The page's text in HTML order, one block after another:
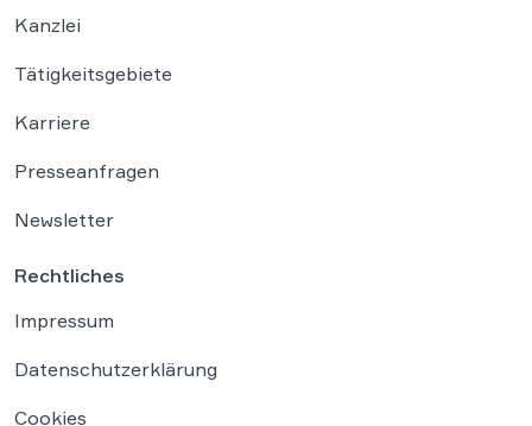
Kanzlei
Tätigkeitsgebiete
Karriere
Presseanfragen
Newsletter
Rechtliches
Impressum
Datenschutzerklärung
Cookies